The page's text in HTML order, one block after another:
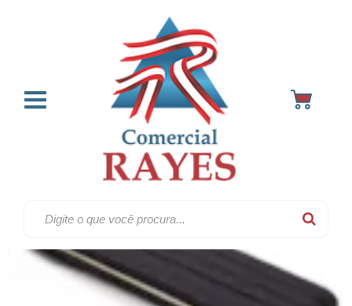
Home Elásticos Elastico chato